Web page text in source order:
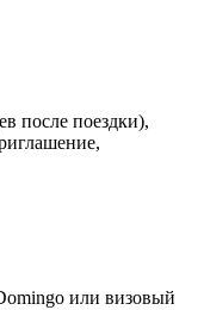
после поездки),
или визовый